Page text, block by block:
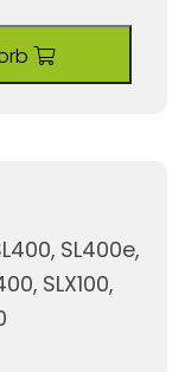
SL400e,
SLX100,